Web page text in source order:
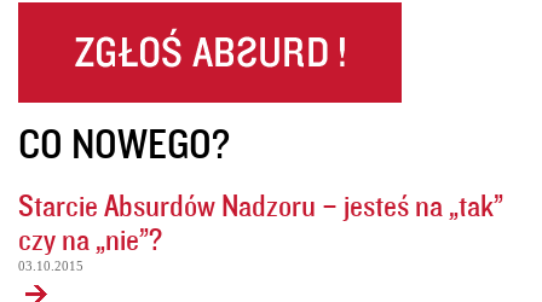
CO NOWEGO?
Starcie Absurdów Nadzoru – jesteś na „tak”
czy na „nie”?
03.10.2015